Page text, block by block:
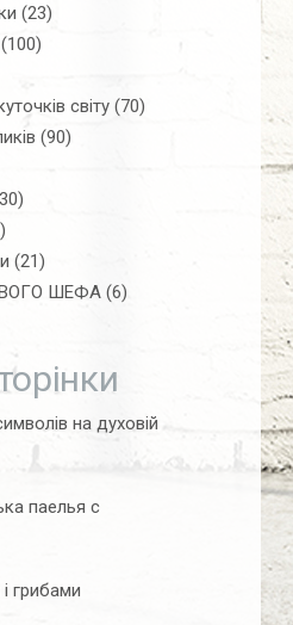
(23)
(100)
світу (70)
(90)
(21)
ШЕФА (6)
на духовій
паелья с
грибами